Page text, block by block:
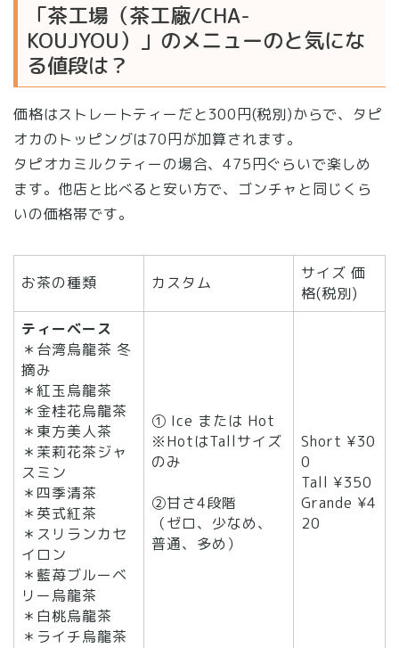
「茶工場（茶工廠/CHA-
KOUJYOU）」のメニューのと気にな
る値段は？
価格はストレートティーだと300円(税別)からで、タピ
オカのトッピングは70円が加算されます。
タピオカミルクティーの場合、475円ぐらいで楽しめ
ます。他店と比べると安い方で、ゴンチャと同じくら
いの価格帯です。
お茶の種類 カスタム
サイズ 価
格(税別)
ティーベース
＊台湾烏龍茶 冬
摘み
＊紅玉烏龍茶
＊金桂花烏龍茶
＊東方美人茶
＊茉莉花茶ジャ
スミン
＊四季清茶
＊英式紅茶
＊スリランカセ
イロン
＊藍苺ブルーベ
リー烏龍茶
＊白桃烏龍茶
＊ライチ烏龍茶
① Ice または Hot
※HotはTallサイズ
のみ
②甘さ4段階
（ゼロ、少なめ、
普通、多め）
Short ¥30
0
Tall ¥350
Grande ¥4
20